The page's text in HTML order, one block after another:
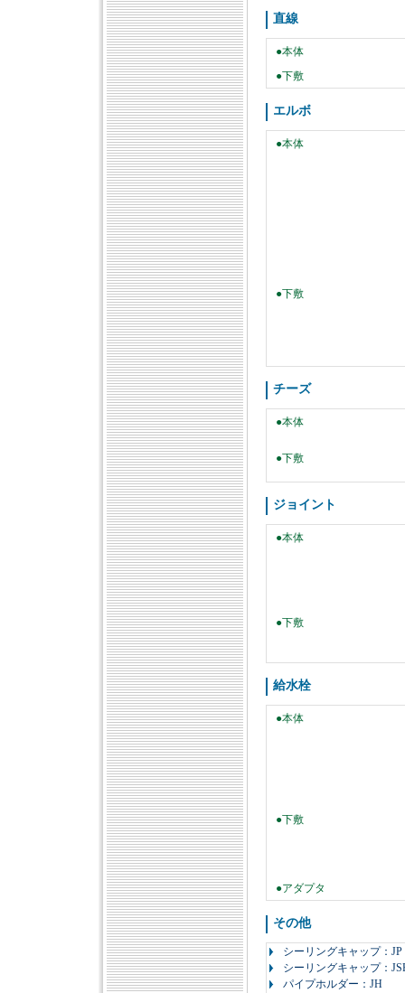
直線
●本体
●下敷
エルボ
●本体
●下敷
チーズ
●本体
●下敷
ジョイント
●本体
●下敷
給水栓
●本体
●下敷
●アダプタ
その他
シーリングキャップ：JP
シーリングキャップ：
パイプホルダー：JH